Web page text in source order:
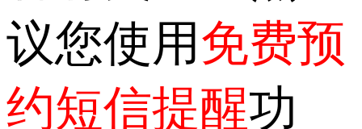
议您使用免费预
约短信提醒功